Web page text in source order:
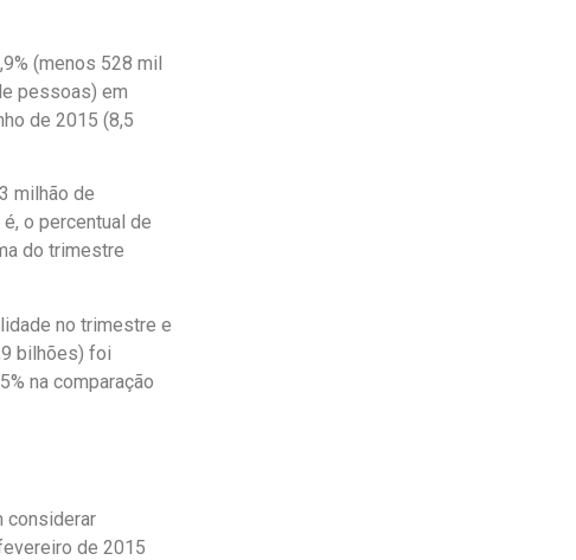
(menos 528 mil
pessoas) em
de 2015 (8,5
milhão de
o percentual de
do trimestre
no trimestre e
bilhões) foi
na comparação
considerar
de 2015